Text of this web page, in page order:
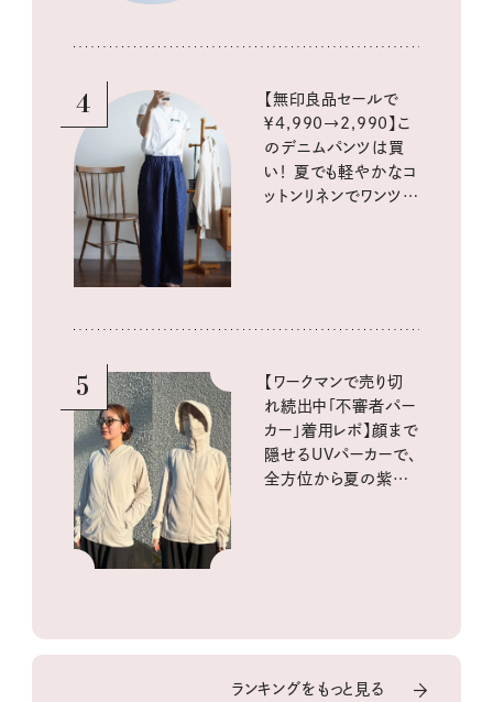
4
【無印良品セールで
￥4,990→2,990】こ
のデニムパンツは買
い！ 夏でも軽やかなコ
ットンリネンでワンツー
5
【ワークマンで売り切
れ続出中「不審者パー
カー」着用レポ】顔まで
隠せるUVパーカーで、
全方位から夏の紫外
ランキングをもっと見る